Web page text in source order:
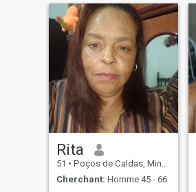
Rita
51 • Poços de Caldas, Minas Gerais, Brésil
Cherchant: Homme 45 - 66